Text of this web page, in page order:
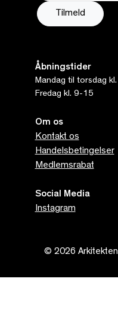
Åbningstider
Mandag til torsdag
Fredag kl. 9-15
Om os
Kontakt os
Handelsbetingelser
Medlemsrabat
Social Media
Instagram
© 2026